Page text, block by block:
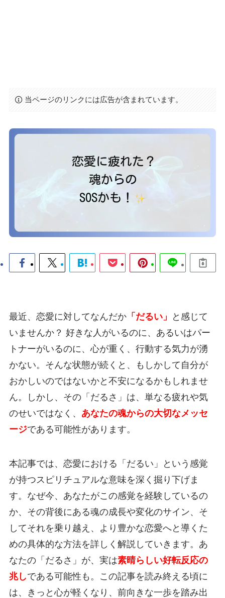
当ページのリンクには広告が含まれています。
最近、恋愛に対してなんだか「だるい」
と感じて
いませんか？ 好きな人がいるのに、あるいはパー
トナーがいるのに、心が重く、行動する気力が湧
かない。そんな状態が続くと、もしかして自分が
おかしいのではないかと不安になるかもしれませ
ん。しかし、その「だるさ」は、単なる疲れや気
のせいではなく、 あなたの魂からの大切なメッセ
ージである可能性があります。
本記事では、恋愛における「だるい」という感覚
が持つスピリチュアルな意味を深く掘り下げま
す。なぜ今、あなたがこの感覚を経験しているの
か、その背後にある魂の成長や変化のサイン、そ
してそれを乗り越え、より豊かな恋愛へと導くた
めの具体的な方法を詳しく解説していきます。あ
なたの「だるさ」が、実は素晴らしい好転反応の
兆しである可能性も。この記事を読み終える頃に
は、きっと心が軽くなり、前向きな一歩を踏み出